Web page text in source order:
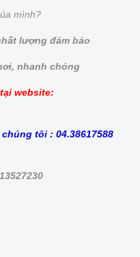
mình?
lượng đảm bảo
nhanh chóng
website:
tôi : 04.38617588